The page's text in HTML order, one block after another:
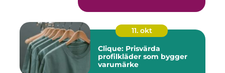
11. okt
Clique: Prisvärda
profilkläder som bygger
varumärke